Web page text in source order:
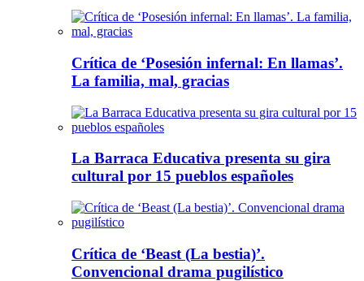
Crítica de ‘Posesión infernal: En llamas’.
La familia, mal, gracias
La Barraca Educativa presenta su gira
cultural por 15 pueblos españoles
Crítica de ‘Beast (La bestia)’.
Convencional drama pugilístico